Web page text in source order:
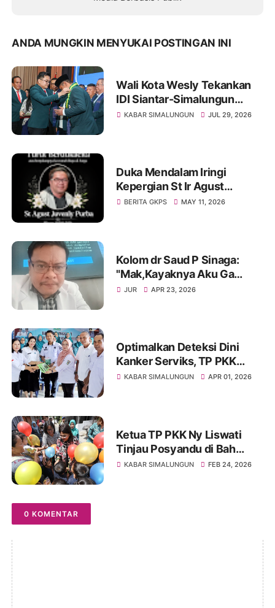
ANDA MUNGKIN MENYUKAI POSTINGAN INI
Wali Kota Wesly Tekankan
IDI Siantar-Simalungun
Harus Menjadi Rumah
KABAR SIMALUNGUN JUL 29, 2026
Duka Mendalam Iringi
Kepergian St Ir Agust
Juvenly Purba Pakpak MBA,
BERITA GKPS MAY 11, 2026
Kolom dr Saud P Sinaga:
"Mak,Kayaknya Aku Ga
Lulus"
JUR APR 23, 2026
Optimalkan Deteksi Dini
Kanker Serviks, TP PKK
Simalungun Gelar
KABAR SIMALUNGUN APR 01, 2026
Ketua TP PKK Ny Liswati
Tinjau Posyandu di Bah
Kapul dan Baru
KABAR SIMALUNGUN FEB 24, 2026
0 KOMENTAR